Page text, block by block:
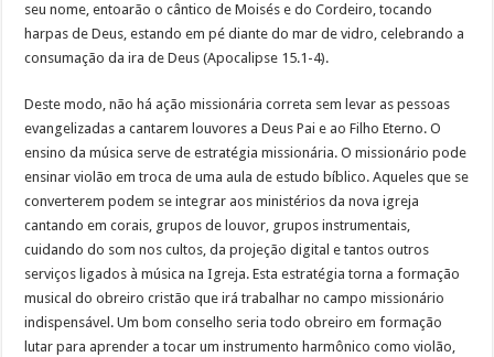
seu nome, entoarão o cântico de Moisés e do Cordeiro, tocando
harpas de Deus, estando em pé diante do mar de vidro, celebrando a
consumação da ira de Deus (Apocalipse 15.1-4).
Deste modo, não há ação missionária correta sem levar as pessoas
evangelizadas a cantarem louvores a Deus Pai e ao Filho Eterno. O
ensino da música serve de estratégia missionária. O missionário pode
ensinar violão em troca de uma aula de estudo bíblico. Aqueles que se
converterem podem se integrar aos ministérios da nova igreja
cantando em corais, grupos de louvor, grupos instrumentais,
cuidando do som nos cultos, da projeção digital e tantos outros
serviços ligados à música na Igreja. Esta estratégia torna a formação
musical do obreiro cristão que irá trabalhar no campo missionário
indispensável. Um bom conselho seria todo obreiro em formação
lutar para aprender a tocar um instrumento harmônico como violão,